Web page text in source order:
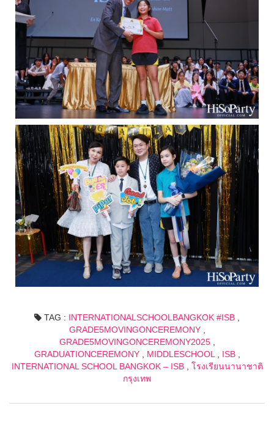
TAG : INTERNATIONALSCHOOLBANGKOK #ISB
GRADE5MOVINGONCEREMONY,
GRADE5MOVINGONCEREMONY2025,
GRADUATIONCEREMONY, MIDDLESCHOOL ISB,
INTERNATIONAL SCHOOL BANGKOK – ISB, โรงเรียนนานาชาติ
กรุงเทพ